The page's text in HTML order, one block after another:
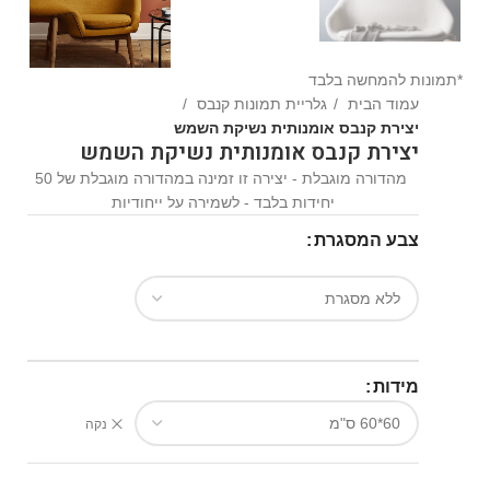
*תמונות להמחשה בלבד
עמוד הבית
גלריית תמונות קנבס
יצירת קנבס אומנותית נשיקת השמש
יצירת קנבס אומנותית נשיקת השמש
מהדורה מוגבלת - יצירה זו זמינה במהדורה מוגבלת של 50
יחידות בלבד - לשמירה על ייחודיות
צבע המסגרת
מידות
נקה